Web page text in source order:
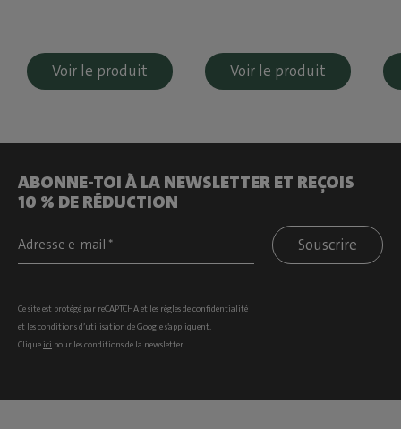
Voir le produit Voir le produit
ABONNE-TOI À LA NEWSLETTER ET REÇOIS
10 % DE RÉDUCTION
Souscrire
Ce site est protégé par reCAPTCHA et les règles de confidentialité
et lesconditions d’utilisation de Google s’appliquent.
Clique ici pour les conditions de la newsletter